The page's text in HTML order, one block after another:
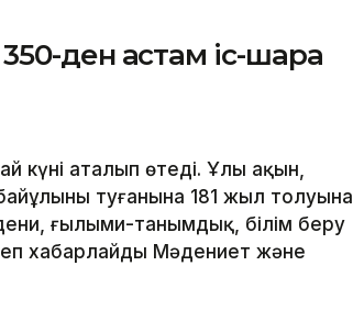
ден астам іс-шара
күні аталып өтеді. Ұлы ақын,
туғанына 181 жыл толуына
ғылыми-танымдық, білім беру
хабарлайды Мәдениет және